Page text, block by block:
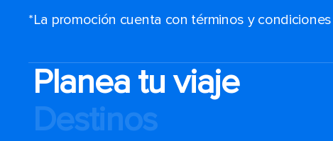
*La promoción cuenta con términos y
Planea tu viaje
Destinos